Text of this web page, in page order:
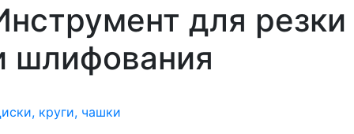
для резки
шлифования
круги, чашки